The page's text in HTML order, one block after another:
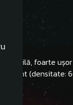
pliabilă, foarte
(densitate: